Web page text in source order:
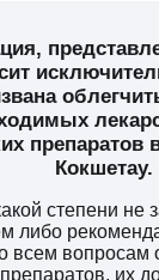
препаратов
Кокшетау.
степени не
либо
всем вопросам
их